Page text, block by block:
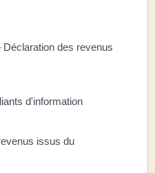
des revenus
d'information
issus du